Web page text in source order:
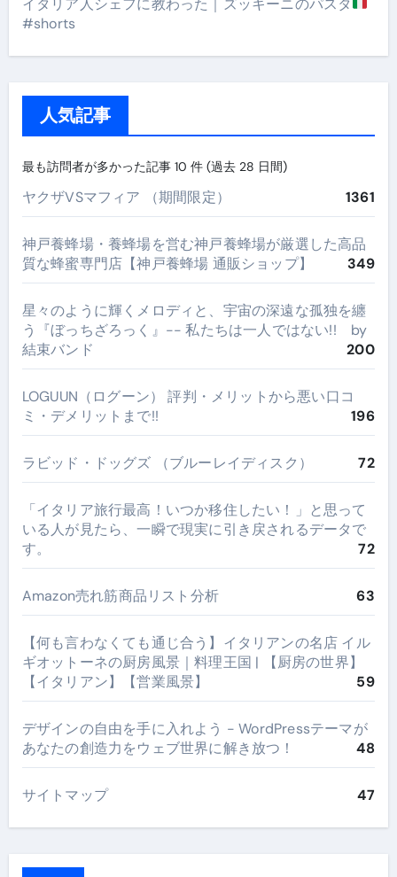
イタリア人シェフに教わった｜ズッキーニのパスタ
#shorts
人気記事
最も訪問者が多かった記事 10 件 (過去 28 日間)
ヤクザVSマフィア （期間限定） 1361
神戸養蜂場・養蜂場を営む神戸養蜂場が厳選した高品
質な蜂蜜専門店【神戸養蜂場 通販ショップ】
349
星々のように輝くメロディと、宇宙の深遠な孤独を纏
う『ぼっちざろっく』-- 私たちは一人ではない!! by
結束バンド
200
LOGUUN（ログーン） 評判・メリットから悪い口コ
ミ・デメリットまで!!
196
ラビッド・ドッグズ （ブルーレイディスク） 72
​「イタリア旅行最高！いつか移住したい！」と思って
いる人が見たら、一瞬で現実に引き戻されるデータで
す。
72
Amazon売れ筋商品リスト分析 63
【何も言わなくても通じ合う】イタリアンの名店 イル
ギオットーネの厨房風景｜料理王国 | 【厨房の世界】
【イタリアン】【営業風景】
59
デザインの自由を手に入れよう - WordPressテーマが
あなたの創造力をウェブ世界に解き放つ！
48
サイトマップ 47